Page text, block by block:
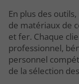
En plus des
de matériaux de
et fer. Chaque
professionnel,
personnel
de la sélection